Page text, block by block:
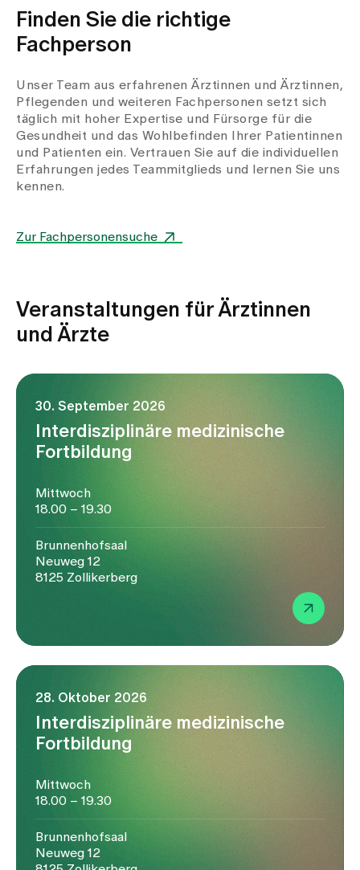
Finden Sie die richtige
Fachperson
Unser Team aus erfahrenen Ärztinnen und Ärztinnen,
Pflegenden und weiteren Fachpersonen setzt sich
täglich mit hoher Expertise und Fürsorge für die
Gesundheit und das Wohlbefinden Ihrer Patientinnen
und Patienten ein. Vertrauen Sie auf die individuellen
Erfahrungen jedes Teammitglieds und lernen Sie uns
kennen.
Zur Fachpersonensuche
Veranstaltungen für Ärztinnen
und Ärzte
30. September 2026
Interdisziplinäre medizinische
Fortbildung
Mittwoch
18.00 – 19.30
Brunnenhofsaal
Neuweg 12
8125 Zollikerberg
28. Oktober 2026
Interdisziplinäre medizinische
Fortbildung
Mittwoch
18.00 – 19.30
Brunnenhofsaal
Neuweg 12